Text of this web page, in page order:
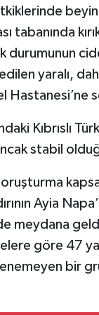
beyin
tabanında
durumunun
yaralı,
Hastanesi’ne
Kıbrıslı
stabil
Ayia
meydana
göre 47
bir